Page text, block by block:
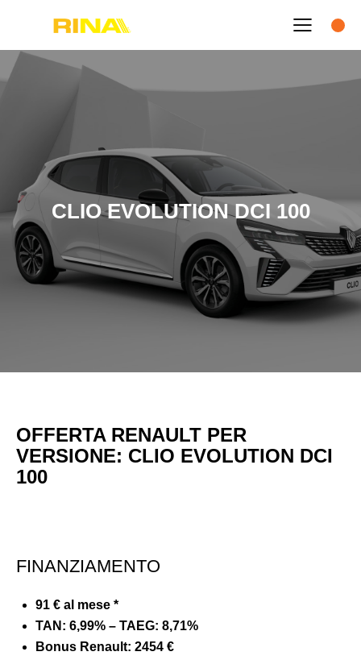
CLIO EVOLUTION DCI 100
OFFERTA RENAULT PER
VERSIONE: CLIO EVOLUTION DCI
100
FINANZIAMENTO
91 € al mese *
TAN: 6,99% – TAEG: 8,71%
Bonus Renault: 2454 €